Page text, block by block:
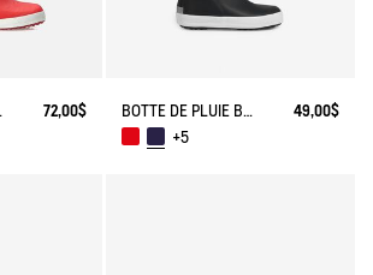
72,00$
BOTTE DE PLUIE BABY FLAC
49,00$
+5